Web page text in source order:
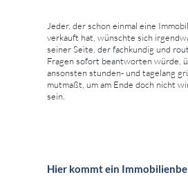
Jeder, der schon einmal eine
verkauft hat, wünschte sich
seiner Seite, der fachkundig und
Fragen sofort beantworten würde,
ansonsten stunden- und tagelang
mutmaßt, um am Ende doch nicht
sein.
Hier kommt ein